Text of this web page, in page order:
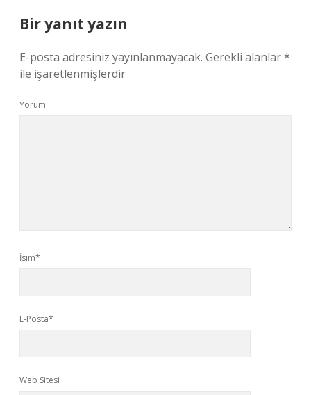
Bir yanıt yazın
E-posta adresiniz yayınlanmayacak. Gerekli alanlar*
ile işaretlenmişlerdir
Yorum
İsim*
E-Posta*
Web Sitesi